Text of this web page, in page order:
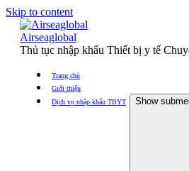
Skip to content
Airseaglobal
Thủ tục nhập khẩu Thiết bị y tế
Trang chủ
Giới thiệu
Dịch vụ nhập khẩu TBYT
Show